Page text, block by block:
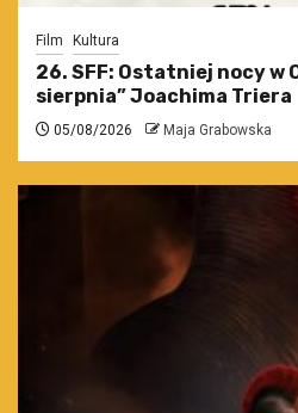
Film Kultura
26. SFF: Ostatniej nocy w
sierpnia” Joachima Triera
05/08/2026 Maja Grabowska